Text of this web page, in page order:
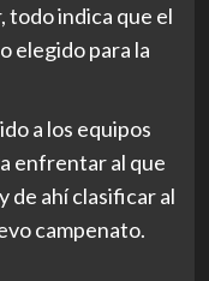
todo indica que el
elegido para la
a los equipos
enfrentar al que
de ahí clasificar al
campenato.